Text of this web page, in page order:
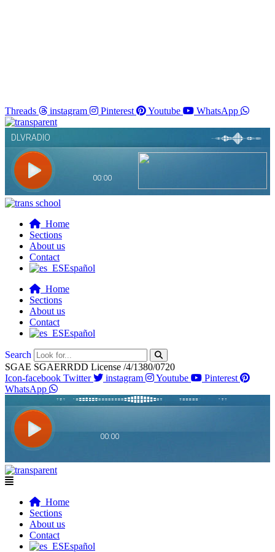
Threads instagram Pinterest Youtube WhatsApp
Home
Sections
About us
Contact
Español
Home
Sections
About us
Contact
Español
Search
SGAE SGAERRDD License /4/1380/0720
Icon-facebook Twitter instagram Youtube
Pinterest
WhatsApp
Flyout
Home
Sections
About us
Contact
Español